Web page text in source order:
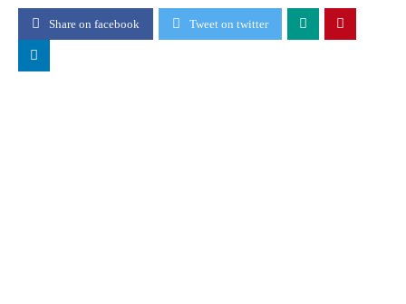
Share on facebook Tweet on twitter